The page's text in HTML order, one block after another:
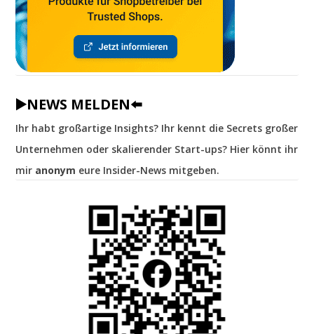
▶️NEWS MELDEN⬅️
Ihr habt großartige Insights? Ihr kennt die Secrets großer
Unternehmen oder skalierender Start-ups? Hier könnt ihr
mir anonym eure Insider-News mitgeben.